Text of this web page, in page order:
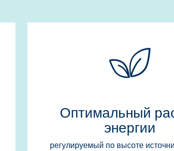
Оптимальный
энергии
регулируемый по высоте